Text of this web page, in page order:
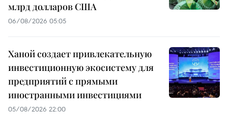
млрд долларов США
06/08/2026 05:05
Ханой создает привлекательную
инвестиционную экосистему для
предприятий с прямыми
иностранными инвестициями
05/08/2026 22:00